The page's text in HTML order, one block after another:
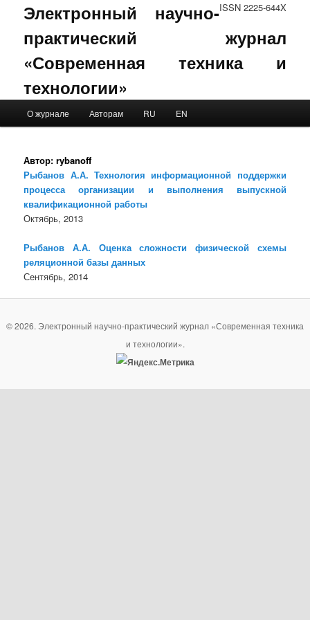
ISSN 2225-644X
Электронный научно-
практический журнал
«Современная техника и
технологии»
Skip to primary content
Skip to secondary content
О журнале Авторам RU EN
Автор: rybanoff
Рыбанов А.А. Технология информационной поддержки
процесса организации и выполнения выпускной
квалификационной работы
Октябрь, 2013
Рыбанов А.А. Оценка сложности физической схемы
реляционной базы данных
Сентябрь, 2014
© 2026. Электронный научно-практический журнал «Современная техника
и технологии».